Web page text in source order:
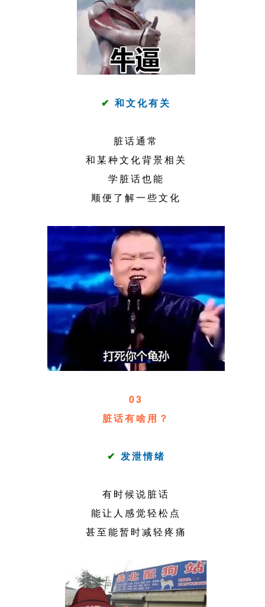
✔ 和文化有关
脏话通常
和某种文化背景相关
学脏话也能
顺便了解一些文化
03
脏话有啥用？
✔ 发泄情绪
有时候说脏话
能让人感觉轻松点
甚至能暂时减轻疼痛